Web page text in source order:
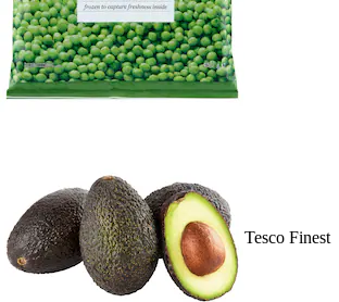
Tesco Finest